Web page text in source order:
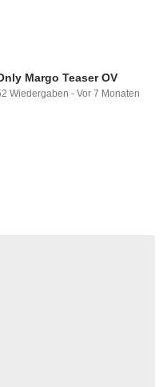
Margo Teaser OV
Wiedergaben - Vor 7 Monaten